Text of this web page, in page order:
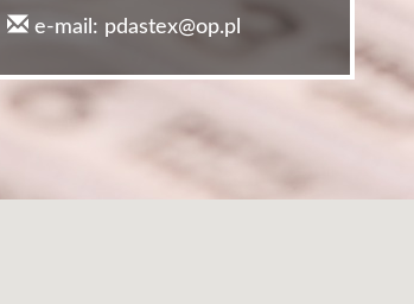
e-mail: pdastex@op.pl